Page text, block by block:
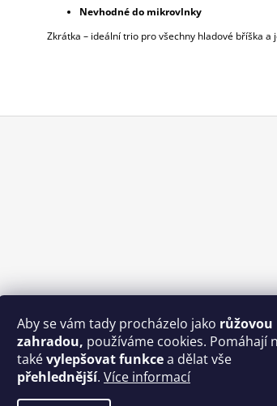
Aby se vám tady procházelo jako růžovou
zahradou, používáme cookies. Pomáhají
takévylepšovat funkcea dělat vše
přehlednější. Více informací
Nevhodné do mikrovlnky
Zkrátka – ideální trio pro všechny hladové bříška